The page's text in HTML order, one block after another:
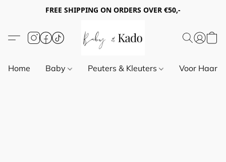
FREE SHIPPING ON ORDERS OVER €50,-
Home Baby Peuters & Kleuters Voor Haar